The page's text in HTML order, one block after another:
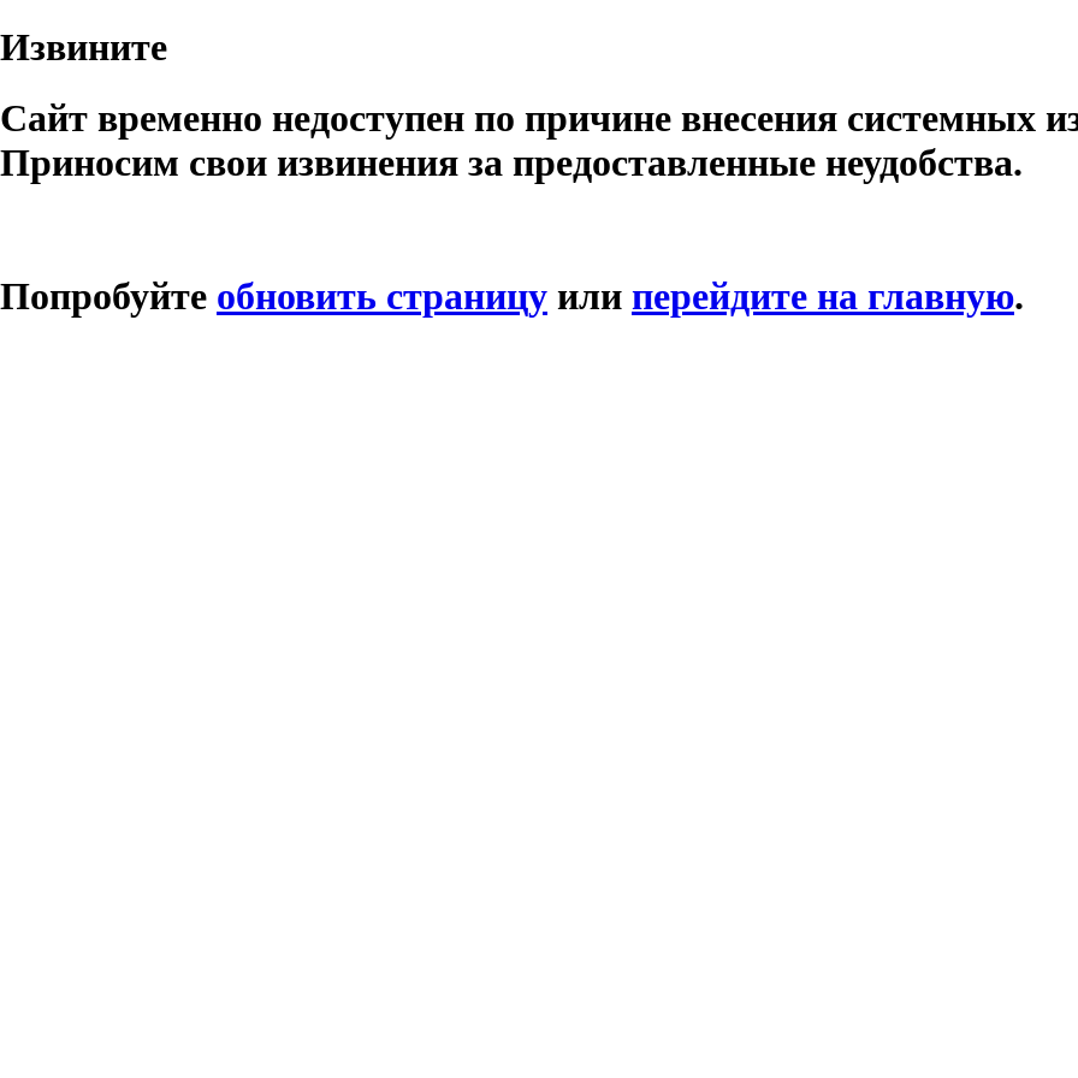
Извините
Сайт временно недоступен по причине внесения системных
Приносим свои извинения за предоставленные неудобства.
Попробуйте обновить страницу или перейдите на главную.